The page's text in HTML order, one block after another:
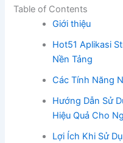
Table of Contents
Giới thiệu
Hot51 Aplikasi
Nền Tảng
Các Tính Năng
Hướng Dẫn Sử
Hiệu Quả Cho
Lợi Ích Khi Sử